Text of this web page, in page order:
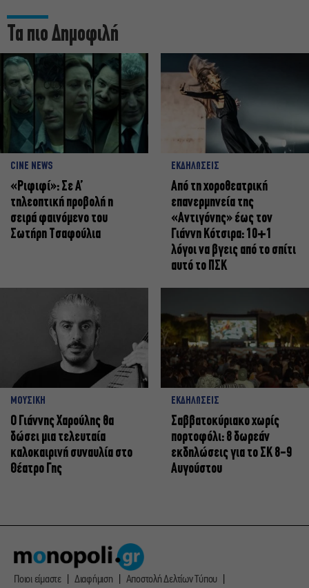
Τα πιο Δημοφιλή
CINE NEWS
«Ριφιφί»: Σε Α’
τηλεοπτική προβολή η
σειρά φαινόμενο του
Σωτήρη Τσαφούλια
ΕΚΔΗΛΩΣΕΙΣ
Από τη χοροθεατρική
επανερμηνεία της
«Αντιγόνης» έως τον
Γιάννη Κότσιρα: 10+1
λόγοι να βγεις από το σπίτι
αυτό το ΠΣΚ
ΜΟΥΣΙΚΗ
Ο Γιάννης Χαρούλης θα
δώσει μια τελευταία
καλοκαιρινή συναυλία στο
Θέατρο Γης
ΕΚΔΗΛΩΣΕΙΣ
Σαββατοκύριακο χωρίς
πορτοφόλι: 8 δωρεάν
εκδηλώσεις για το ΣΚ 8-9
Αυγούστου
Ποιοι είμαστε Διαφήμιση Αποστολή Δελτίων Τύπου